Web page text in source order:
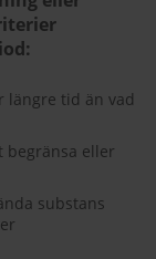
längre tid än vad
begränsa eller
substans